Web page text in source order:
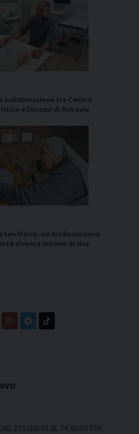
collaborazione tra Centro
e Diocesi di Acireale
territorio: ad Aci Bonaccorsi
diventa lezione di vita